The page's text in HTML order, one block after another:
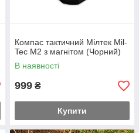
Компас тактичний Мілтек Mil-
Tec M2 з магнітом (Чорний)
В наявності
999 ₴
Купити